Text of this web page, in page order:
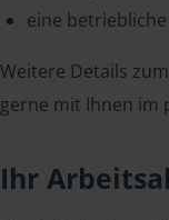
eine
Weitere Details
gerne mit Ihnen im
Ihr